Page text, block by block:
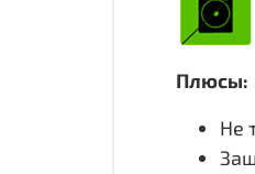
Плюсы:
Не